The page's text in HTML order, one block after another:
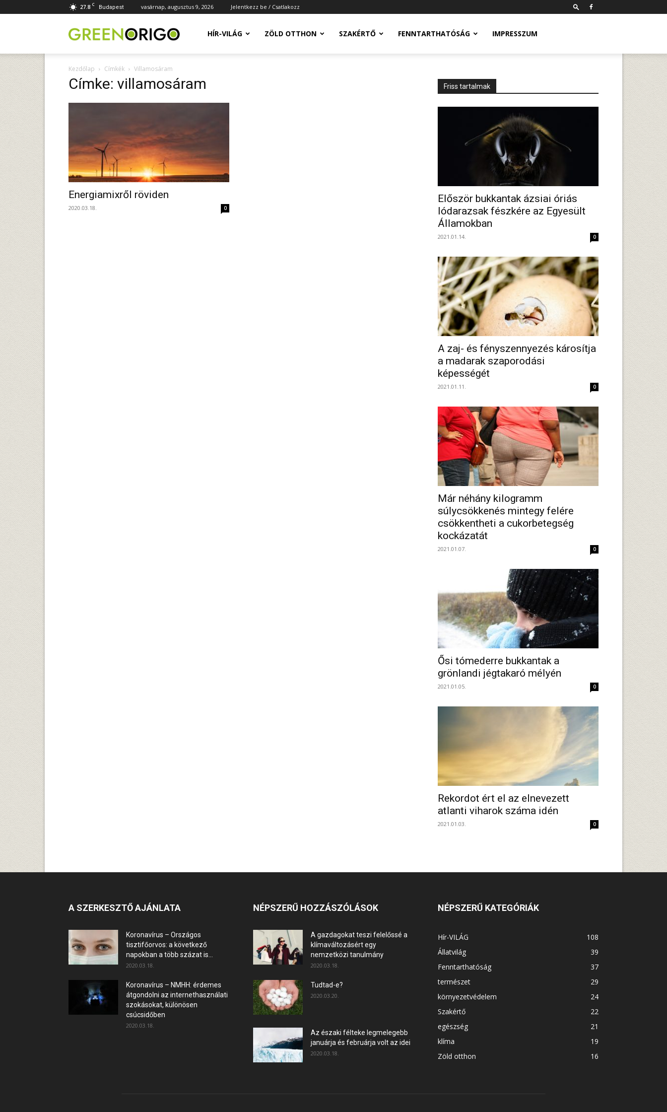
27.8 C Budapest vasárnap, augusztus 9, 2026 Jelentkezz be / Csatlakozz
Green HÍR-VILÁG ZÖLD OTTHON SZAKÉRTŐ FENNTARTHATÓSÁG IMPRESSZUM
Kezdőlap Címkék Villamosáram
Címke: villamosáram
Energiamixről röviden
2020.03.18. 0
Friss tartalmak
Először bukkantak ázsiai óriás
lódarazsak fészkére az Egyesült
Államokban
2021.01.14. 0
A zaj- és fényszennyezés károsítja
a madarak szaporodási
képességét
2021.01.11. 0
Már néhány kilogramm
súlycsökkenés mintegy felére
csökkentheti a cukorbetegség
kockázatát
2021.01.07. 0
Ősi tómederre bukkantak a
grönlandi jégtakaró mélyén
2021.01.05. 0
Rekordot ért el az elnevezett
atlanti viharok száma idén
2021.01.03. 0
A SZERKESZTŐ AJÁNLATA
Koronavírus – Országos
tisztifőorvos: a következő
napokban a több százat is...
2020.03.18.
Koronavírus – NMHH: érdemes
átgondolni az internethasználati
szokásokat, különösen
csúcsidőben
2020.03.18.
NÉPSZERŰ HOZZÁSZÓLÁSOK
A gazdagokat teszi felelőssé a
klímaváltozásért egy
nemzetközi tanulmány
2020.03.18.
Tudtad-e?
2020.03.20.
Az északi félteke legmelegebb
januárja és februárja volt az idei
2020.03.18.
NÉPSZERŰ KATEGÓRIÁK
Hír-VILÁG
108
Állatvilág
39
Fenntarthatóság
37
természet
29
környezetvédelem
24
Szakértő
22
egészség
21
klíma
19
Zöld otthon
16